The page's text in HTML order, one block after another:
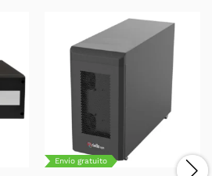
Envío gratuito